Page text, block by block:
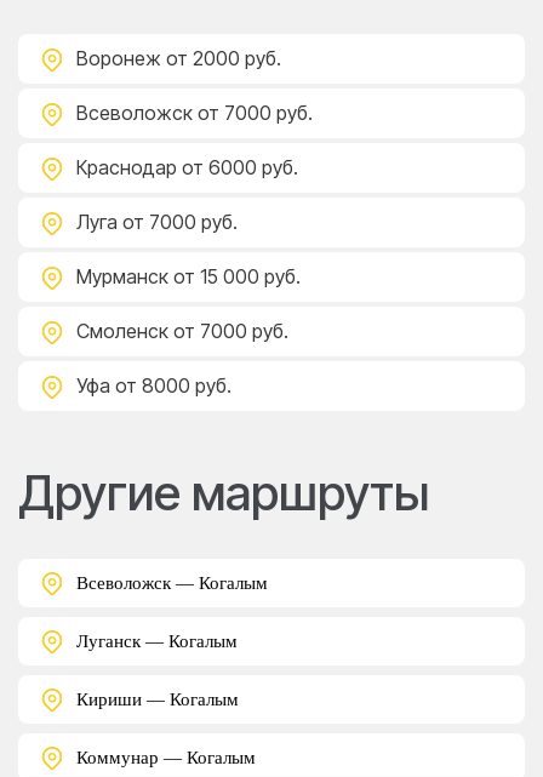
Воронеж от 2000 руб.
Всеволожск от 7000 руб.
Краснодар от 6000 руб.
Луга от 7000 руб.
Мурманск от 15 000 руб.
Смоленск от 7000 руб.
Уфа от 8000 руб.
Другие маршруты
Всеволожск — Когалым
Луганск — Когалым
Кириши — Когалым
Коммунар — Когалым